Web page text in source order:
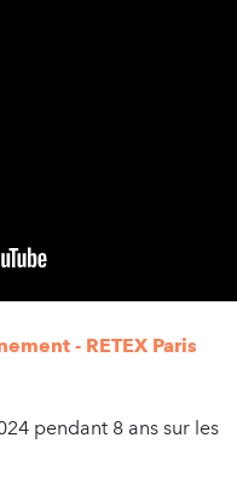
- RETEX Paris
pendant 8 ans sur les